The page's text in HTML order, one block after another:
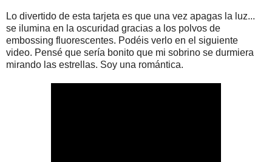
Lo divertido de esta tarjeta es que una vez apagas la luz...
se ilumina en la oscuridad gracias a los polvos de
embossing fluorescentes. Podéis verlo en el siguiente
video. Pensé que sería bonito que mi sobrino se durmiera
mirando las estrellas. Soy una romántica.